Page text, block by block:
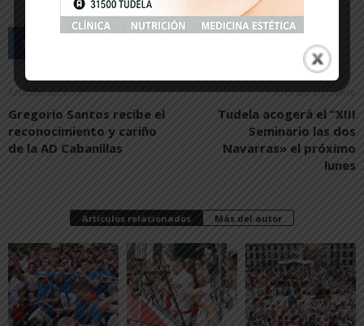
Artículo anterior
Gregorio Santos recibe el
reconocimiento y cariño
de la AD Cabanillas
Artículo siguiente
Tudela acogerá el “XIII
Seminario las dos
Navarras» el próximo
lunes
Artículos relacionados Más del autor